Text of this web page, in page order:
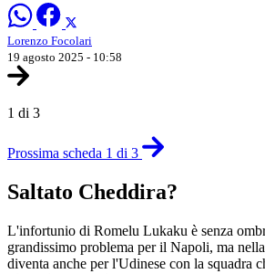
Lorenzo Focolari
19 agosto 2025 - 10:58
1 di 3
Prossima scheda 1 di 3
Saltato Cheddira?
L'infortunio di Romelu Lukaku è senza
grandissimo problema per il Napoli, ma
diventa anche per l'Udinese con la squadra